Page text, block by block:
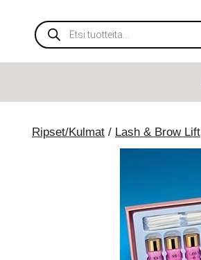
sisältöönProducts
search
Ripset/Kulmat / Lash & Brow Lift